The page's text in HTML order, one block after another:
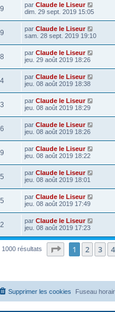
par Claude le Liseur
dim. 29 sept. 2019 15:05
par Claude le Liseur
sam. 28 sept. 2019 19:10
par Claude le Liseur
jeu. 29 août 2019 18:26
par Claude le Liseur
jeu. 08 août 2019 18:38
par Claude le Liseur
jeu. 08 août 2019 18:29
par Claude le Liseur
jeu. 08 août 2019 18:26
par Claude le Liseur
jeu. 08 août 2019 18:22
par Claude le Liseur
jeu. 08 août 2019 18:01
par Claude le Liseur
jeu. 08 août 2019 17:49
par Claude le Liseur
jeu. 08 août 2019 17:23
résultats Page sur20
1 2 3 4
Fuseau
Supprimer les cookies